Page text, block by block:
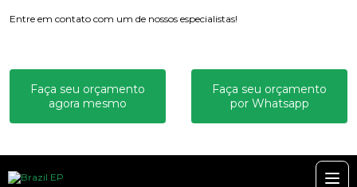
Entre em contato com um de nossos especialistas!
Faça seu orçamento
agora mesmo
Faça seu orçamento
por Whatsapp